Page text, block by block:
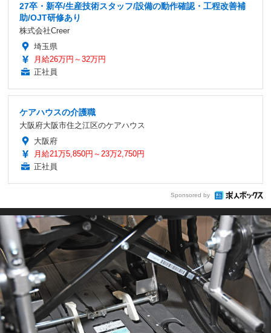
27卒・新卒/生産技術スタッフ/設備の動作確認・工程改善補
助/OJT研修あり
株式会社Creer
埼玉県
月給26万円～32万円
正社員
ケアハウスの介護職
大阪府大阪市住之江区のケアハウス
大阪府
月給21万5,850円～23万2,750円
正社員
Sponsored by